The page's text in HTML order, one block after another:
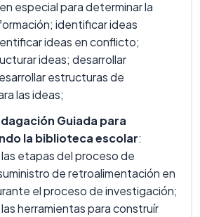
especial para determinar la
identificar ideas
ideas en conflicto;
ideas; desarrollar
estructuras de
las ideas;
Guiada para
la biblioteca escolar:
etapas del proceso de
de retroalimentación en
el proceso de investigación;
herramientas para construír